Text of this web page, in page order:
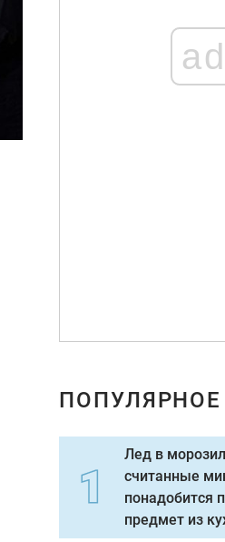
ad
ПОПУЛЯРНОЕ
Лед в
считанные
понадобится
предмет из